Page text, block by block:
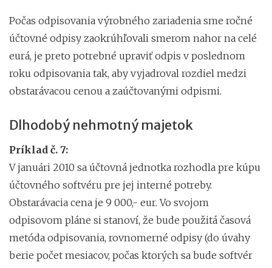
Počas odpisovania výrobného zariadenia sme ročné
účtovné odpisy zaokrúhľovali smerom nahor na celé
eurá, je preto potrebné upraviť odpis v poslednom
roku odpisovania tak, aby vyjadroval rozdiel medzi
obstarávacou cenou a zaúčtovanými odpismi.
Dlhodobý nehmotný majetok
Príklad č. 7:
V januári 2010 sa účtovná jednotka rozhodla pre kúpu
účtovného softvéru pre jej interné potreby.
Obstarávacia cena je 9 000,- eur. Vo svojom
odpisovom pláne si stanoví, že bude použitá časová
metóda odpisovania, rovnomerné odpisy (do úvahy
berie počet mesiacov, počas ktorých sa bude softvér